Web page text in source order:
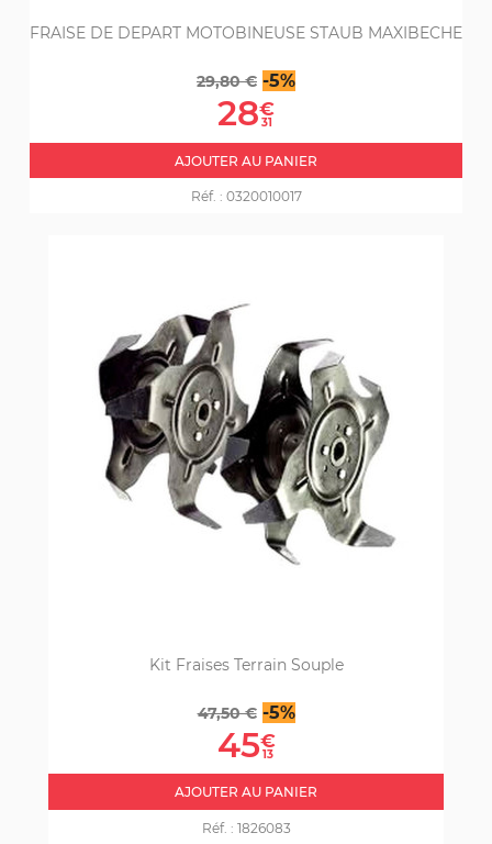
FRAISE DE DEPART MOTOBINEUSE STAUB MAXIBECHE
Prix
de
base
29,80 € -5%Prix
28€
31
AJOUTER AU PANIER
Réf. : 0320010017
Kit Fraises Terrain Souple
Prix
base
47,50 € -5%Prix
45€
13
AJOUTER AU PANIER
Réf. : 1826083